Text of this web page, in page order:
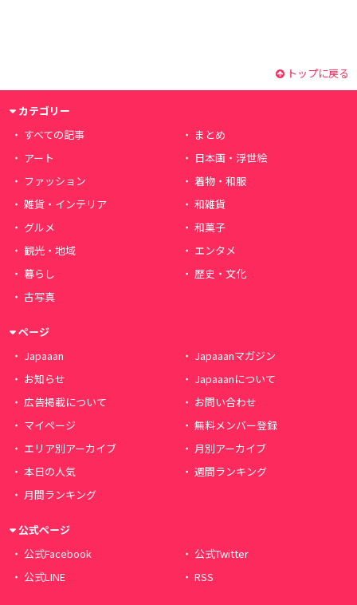
トップに戻る
カテゴリー
すべての記事
まとめ
アート
日本画・浮世絵
ファッション
着物・和服
雑貨・インテリア
和雑貨
グルメ
和菓子
観光・地域
エンタメ
暮らし
歴史・文化
古写真
ページ
Japaaan
Japaaanマガジン
お知らせ
Japaaanについて
広告掲載について
お問い合わせ
マイページ
無料メンバー登録
エリア別アーカイブ
月別アーカイブ
本日の人気
週間ランキング
月間ランキング
公式ページ
公式Facebook
公式Twitter
公式LINE
RSS